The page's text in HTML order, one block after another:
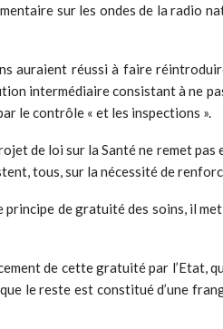
sur les ondes de la radio
auraient réussi à faire
intermédiaire consistant à ne
le contrôle « et les inspections ».
de loi sur la Santé ne remet
tous, sur la nécessité de
de gratuité des soins, il
de cette gratuité par l’Etat,
le reste est constitué d’une